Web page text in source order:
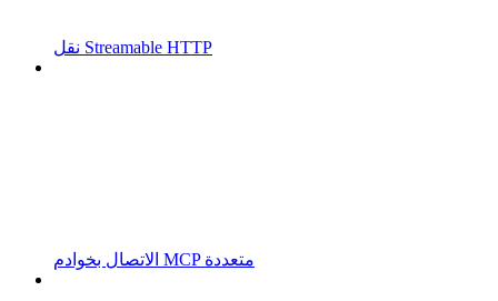
نقل Streamable HTTP
الاتصال بخوادم MCP متعددة